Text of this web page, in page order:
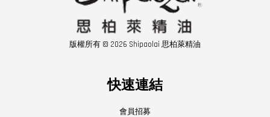
版權所有 © 2026 Shipaolai 思柏萊精油
快速連結
會員招募